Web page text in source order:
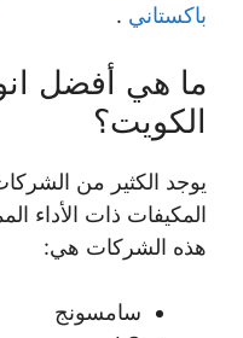
باكستاني .
ما هي أفضل
الكويت؟
يوجد الكثير من
المكيفات ذات الأداء
هذه الشركات هي:
سامسونج